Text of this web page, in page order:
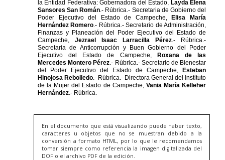
En el documento que está visualizando puede haber texto,
caracteres u objetos que no se muestran debido a la
conversión a formato HTML, por lo que le recomendamos
tomar siempre como referencia la imagen digitalizada del
DOF o el archivo PDF de la edición.